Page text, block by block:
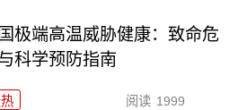
极端高温威胁健康：致命危
科学预防指南
阅读 1999